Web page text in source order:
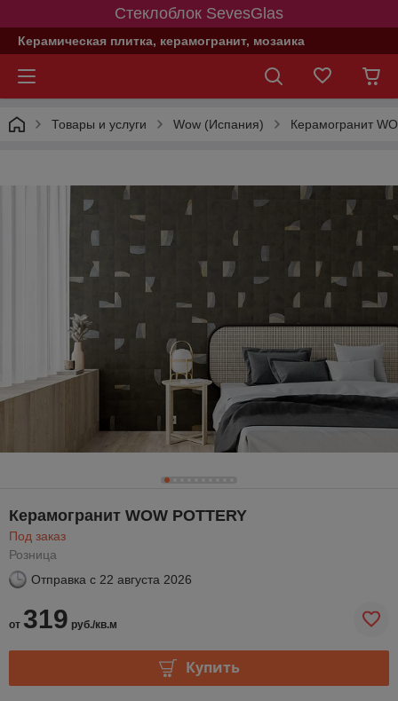
Стеклоблок SevesGlas
Керамическая плитка, керамогранит, мозаика
Товары и услуги Wow (Испания) Керамогранит
Керамогранит WOW POTTERY
Под заказ
Розница
Отправка с 22 августа 2026
от 319 руб./кв.м
Купить